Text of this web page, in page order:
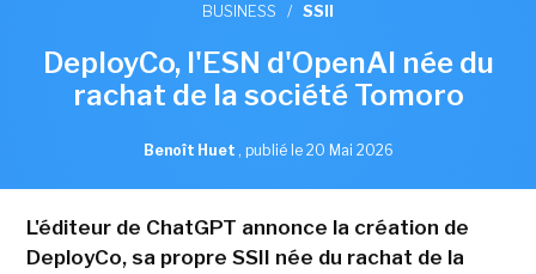
BUSINESS / SSII
DeployCo, l'ESN d'OpenAI née du
rachat de la société Tomoro
Benoît Huet , publié le 20 Mai 2026
L'éditeur de ChatGPT annonce la création de
DeployCo, sa propre SSII née du rachat de la